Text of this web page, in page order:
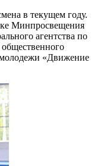
в текущем году.
Минпросвещения
агентства по
молодежи «Движение